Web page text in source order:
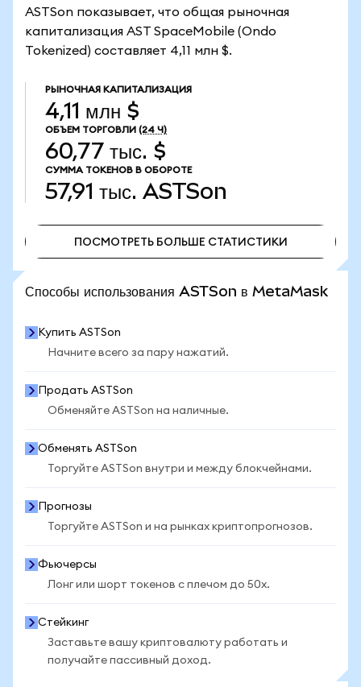
ASTSon показывает, что общая рыночная
капитализация AST SpaceMobile (Ondo
Tokenized) составляет 4,11 млн $.
РЫНОЧНАЯ КАПИТАЛИЗАЦИЯ
4,11 млн $
ОБЪЕМ ТОРГОВЛИ (24 Ч)
60,77 тыс. $
СУММА ТОКЕНОВ В ОБОРОТЕ
57,91 тыс. ASTSon
ПОСМОТРЕТЬ БОЛЬШЕ СТАТИСТИКИ
Способы использования ASTSon в MetaMask
Купить ASTSon
Начните всего за пару нажатий.
Продать ASTSon
Обменяйте ASTSon на наличные.
Обменять ASTSon
Торгуйте ASTSon внутри и между блокчейнами.
Прогнозы
Торгуйте ASTSon и на рынках криптопрогнозов.
Фьючерсы
Лонг или шорт токенов с плечом до 50x.
Стейкинг
Заставьте вашу криптовалюту работать и
получайте пассивный доход.